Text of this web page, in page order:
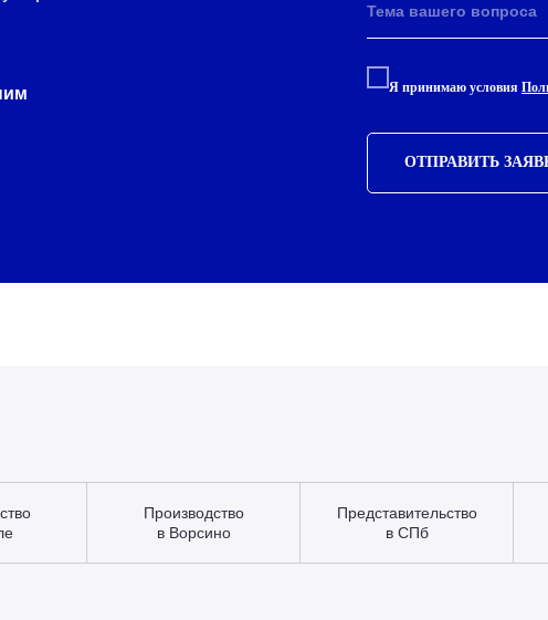
Я принимаю условия
ОТПРАВИТЬ
Производство
в Ворсино
Представительство
в СПб